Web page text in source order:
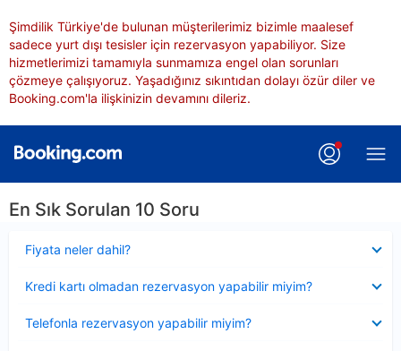
Şimdilik Türkiye'de bulunan müşterilerimiz bizimle maalesef
sadece yurt dışı tesisler için rezervasyon yapabiliyor. Size
hizmetlerimizi tamamıyla sunmamıza engel olan sorunları
çözmeye çalışıyoruz. Yaşadığınız sıkıntıdan dolayı özür diler ve
Booking.com'la ilişkinizin devamını dileriz.
En Sık Sorulan 10 Soru
Fiyata neler dahil?
Kredi kartı olmadan rezervasyon yapabilir miyim?
Telefonla rezervasyon yapabilir miyim?